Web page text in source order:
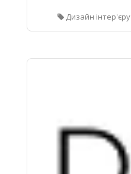
Дизайн інтер'єру